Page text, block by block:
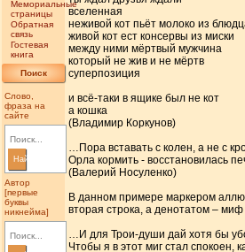
Мемориальные
страницы
Обратная
связь
Гостевая
книга
Поиск
Слово,
фраза на
сайте
Найти
Автор
[первые
буквы
никнейма]
вселенная
неживой кот пьёт молоко из
живой кот ест консервы из миски
между ними мёртвый мужчина
который не жив и не мёртв
суперпозиция
и всё-таки в ящике был не кот
а кошка
(Владимир Коркунов)
…Пора вставать с колен, а не с
Орла кормить - восстановилась
(Валерий Носуленко)
В данном примере маркером
вторая строка, а денотатом –
…И для Трои-души дай хотя бы
Чтобы я в этот миг стал спокоен,